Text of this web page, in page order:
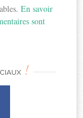
En savoir
sont
!